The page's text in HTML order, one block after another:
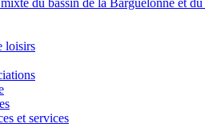
du bassin de la Barguelonne et
loisirs
et services